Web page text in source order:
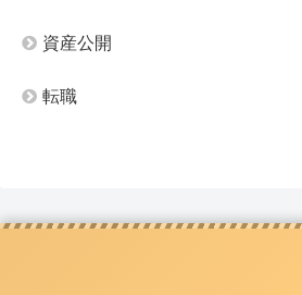
資産公開
転職